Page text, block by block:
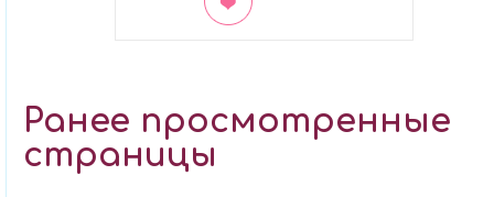
Ранее просмотренные
страницы